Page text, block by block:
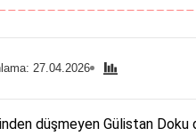
27.04.2026
düşmeyen Gülistan